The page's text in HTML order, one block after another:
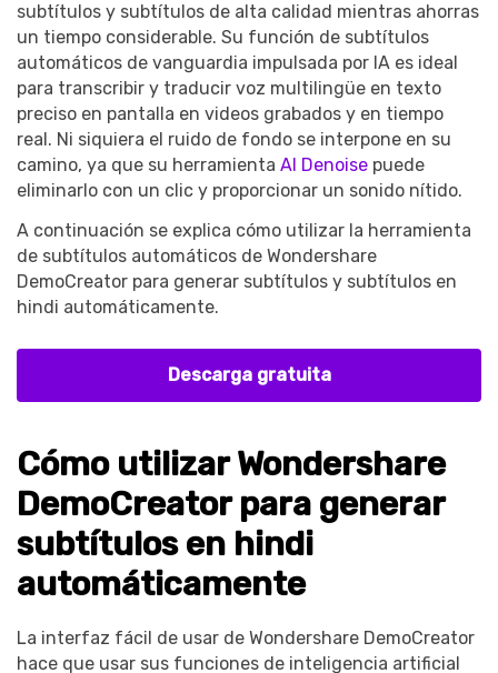
subtítulos y subtítulos de alta calidad mientras ahorras
un tiempo considerable. Su función de subtítulos
automáticos de vanguardia impulsada por IA es ideal
para transcribir y traducir voz multilingüe en texto
preciso en pantalla en videos grabados y en tiempo
real. Ni siquiera el ruido de fondo se interpone en su
camino, ya que su herramienta AI Denoise puede
eliminarlo con un clic y proporcionar un sonido nítido.
A continuación se explica cómo utilizar la herramienta
de subtítulos automáticos de Wondershare
DemoCreator para generar subtítulos y subtítulos en
hindi automáticamente.
Descarga gratuita
Cómo utilizar Wondershare
DemoCreator para generar
subtítulos en hindi
automáticamente
La interfaz fácil de usar de Wondershare DemoCreator
hace que usar sus funciones de inteligencia artificial
Record Like a Pro, Edit
With AI Ease.
Record. Edit. Share. All with
Filmora!